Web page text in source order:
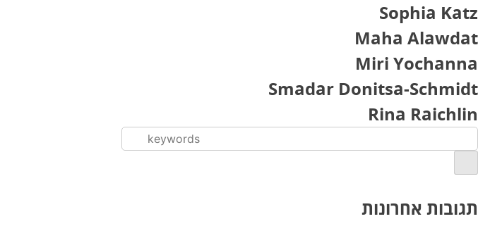
Sophia Katz
Maha Alawdat
Miri Yochanna
Smadar Donitsa-Schmidt
Rina Raichlin
תגובות אחרונות